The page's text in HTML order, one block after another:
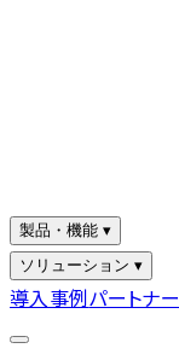
製品・機能 ▾
ソリューション ▾
導入事例パートナー